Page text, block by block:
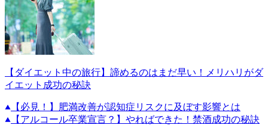
【ダイエット中の旅行】諦めるのはまだ早い！メリハリがダ
イエット成功の秘訣
【必見！】肥満改善が認知症リスクに及ぼす影響とは
【アルコール卒業宣言？】やればできた！禁酒成功の秘訣